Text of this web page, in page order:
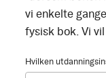
vi enkelte
fysisk bok. Vi
Hvilken